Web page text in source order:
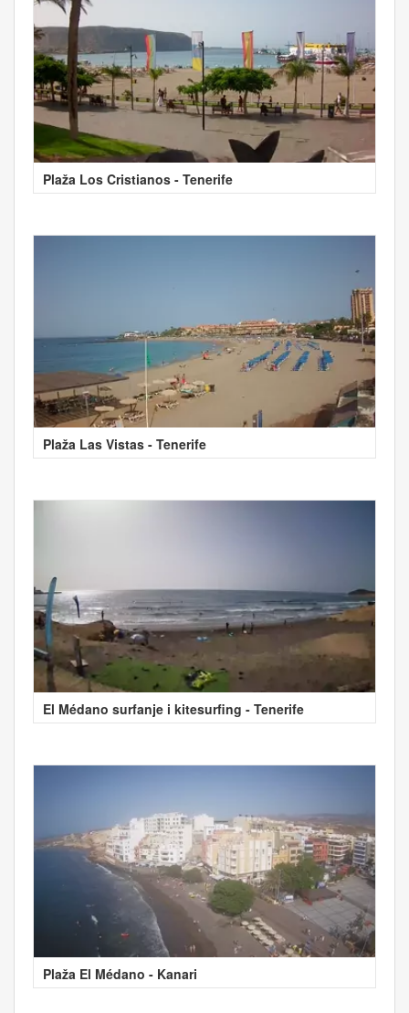
Plaža Los Cristianos - Tenerife
Plaža Las Vistas - Tenerife
El Médano surfanje i kitesurfing - Tenerife
Plaža El Médano - Kanari